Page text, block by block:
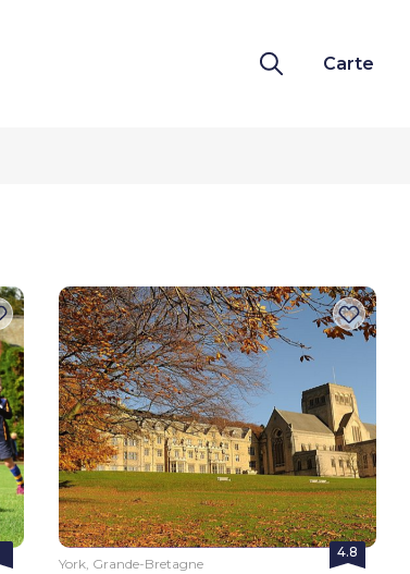
Carte
4.8
York, Grande-Bretagne